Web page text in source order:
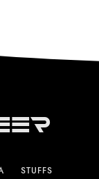
STUFFS